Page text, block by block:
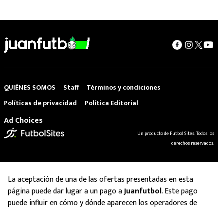
QUIÉNES SOMOS Staff
Términos y condiciones
Políticas de privacidad
Política Editorial
Ad Choices
Un producto de Futbol Sites. Todos los
derechos reservados.
La aceptación de una de las ofertas presentadas en esta
página puede dar lugar a un pago aJuanfutbol. Este pago
puede influir en cómo y dónde aparecen los operadores de